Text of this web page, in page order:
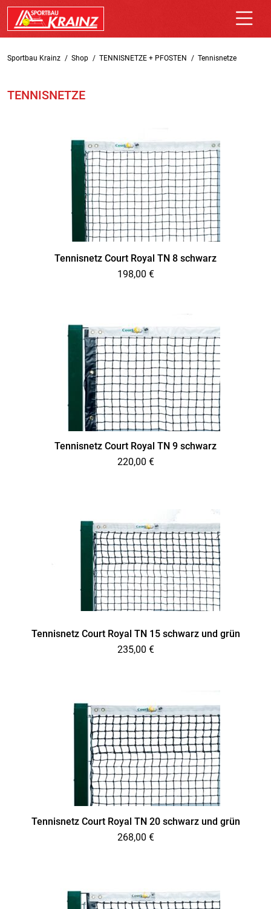
Sportbau Krainz Shop TENNISNETZE + PFOSTEN Tennisnetze
TENNISNETZE
Tennisnetz Court Royal TN 8 schwarz
198,00 €
Tennisnetz Court Royal TN 9 schwarz
220,00 €
Tennisnetz Court Royal TN 15 schwarz und grün
235,00 €
Tennisnetz Court Royal TN 20 schwarz und grün
268,00 €